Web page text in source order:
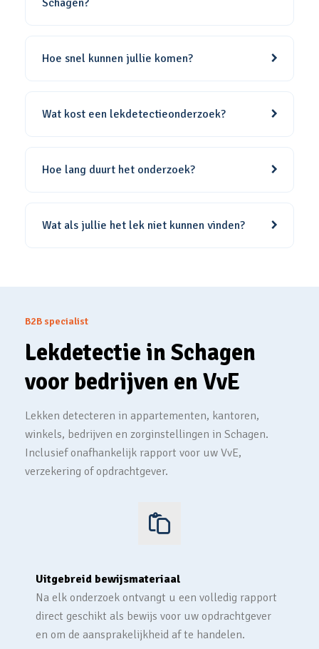
Schagen?
Hoe snel kunnen jullie komen?
Wat kost een lekdetectieonderzoek?
Hoe lang duurt het onderzoek?
Wat als jullie het lek niet kunnen vinden?
B2B specialist
Lekdetectie in Schagen
voor bedrijven en VvE
Lekken detecteren in appartementen, kantoren,
winkels, bedrijven en zorginstellingen in Schagen.
Inclusief onafhankelijk rapport voor uw VvE,
verzekering of opdrachtgever.
Uitgebreid bewijsmateriaal
Na elk onderzoek ontvangt u een volledig rapport
direct geschikt als bewijs voor uw opdrachtgever
en om de aansprakelijkheid af te handelen.